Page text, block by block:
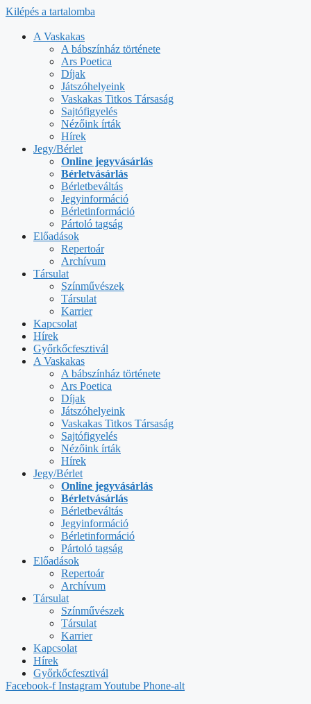
Kilépés a tartalomba
A Vaskakas
A bábszínház története
Ars Poetica
Díjak
Játszóhelyeink
Vaskakas Titkos Társaság
Sajtófigyelés
Nézőink írták
Hírek
Jegy/Bérlet
Online jegyvásárlás
Bérletvásárlás
Bérletbeváltás
Jegyinformáció
Bérletinformáció
Pártoló tagság
Előadások
Repertoár
Archívum
Társulat
Színművészek
Társulat
Karrier
Kapcsolat
Hírek
Győrkőcfesztivál
A Vaskakas
A bábszínház története
Ars Poetica
Díjak
Játszóhelyeink
Vaskakas Titkos Társaság
Sajtófigyelés
Nézőink írták
Hírek
Jegy/Bérlet
Online jegyvásárlás
Bérletvásárlás
Bérletbeváltás
Jegyinformáció
Bérletinformáció
Pártoló tagság
Előadások
Repertoár
Archívum
Társulat
Színművészek
Társulat
Karrier
Kapcsolat
Hírek
Győrkőcfesztivál
Facebook-f InstagramYoutube Phone-alt